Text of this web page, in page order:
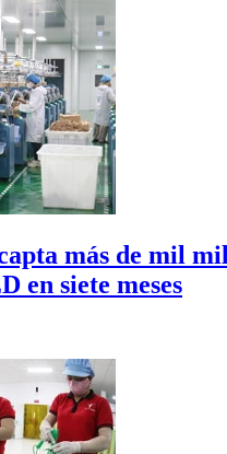
más de mil
en siete meses